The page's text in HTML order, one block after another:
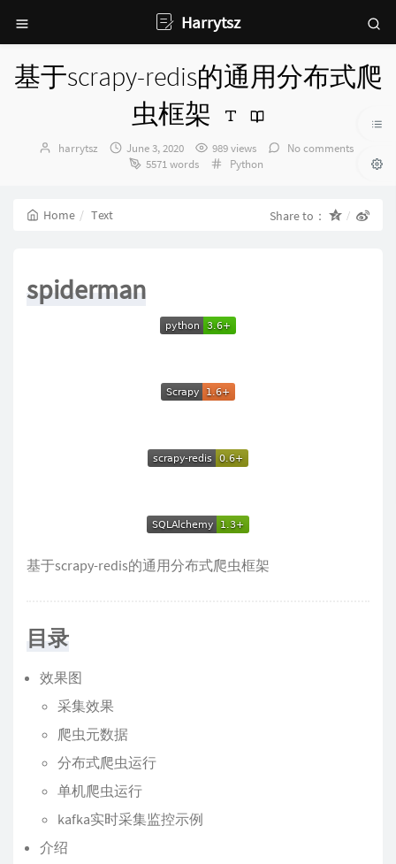
Harrytsz
基于scrapy-redis的通用分布式爬
虫框架
Author：
harrytsz
发
布
June 3, 2020 989 views
No comments
5571 words
Categories：
Python
Home Text Share to：
spiderman
基于scrapy-redis的通用分布式爬虫框架
目录
效果图
采集效果
爬虫元数据
分布式爬虫运行
单机爬虫运行
kafka实时采集监控示例
介绍